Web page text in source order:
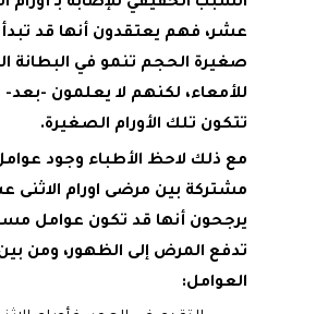
عشر، فهم يعتقدون أنها قد تبدأ
صغيرة الحجم تنمو في البطانة
للأمعاء، لكنهم لا يعلمون -
تتكون تلك الأورام الصغيرة.
مع ذلك لاحظ الأطباء وجود
مشتركة بين مرضى اورام الاثنى
يرجحون أنها قد تكون عوامل
تدفع المرض إلى الظهور، ومن
العوامل: